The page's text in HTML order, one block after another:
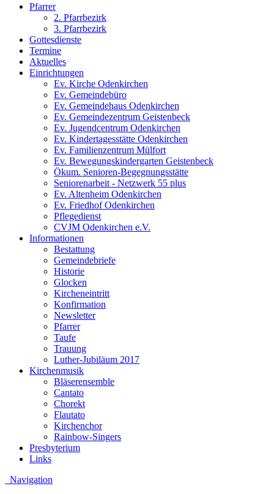
Pfarrer
2. Pfarrbezirk
3. Pfarrbezirk
Gottesdienste
Termine
Aktuelles
Einrichtungen
Ev. Kirche Odenkirchen
Ev. Gemeindebüro
Ev. Gemeindehaus Odenkirchen
Ev. Gemeindezentrum Geistenbeck
Ev. Jugendcentrum Odenkirchen
Ev. Kindertagesstätte Odenkirchen
Ev. Familienzentrum Mülfort
Ev. Bewegungskindergarten Geistenbeck
Ökum. Senioren-Begegnungsstätte
Seniorenarbeit - Netzwerk 55 plus
Ev. Altenheim Odenkirchen
Ev. Friedhof Odenkirchen
Pflegedienst
CVJM Odenkirchen e.V.
Informationen
Bestattung
Gemeindebriefe
Historie
Glocken
Kircheneintritt
Konfirmation
Newsletter
Pfarrer
Taufe
Trauung
Luther-Jubiläum 2017
Kirchenmusik
Bläserensemble
Cantato
Chorekt
Flautato
Kirchenchor
Rainbow-Singers
Presbyterium
Links
Navigation